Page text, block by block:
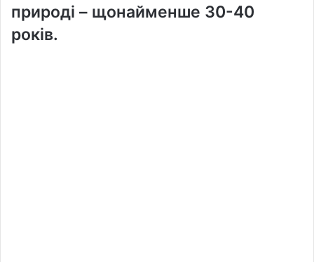
природі – щонайменше 30-40
років.